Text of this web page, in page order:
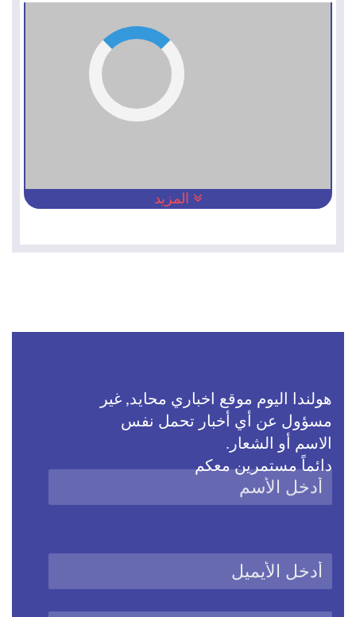
المزيد
هولندا اليوم موقع اخباري محايد, غير
مسؤول عن أي أخبار تحمل نفس
الاسم أو الشعار.
دائماً مستمرين معكم